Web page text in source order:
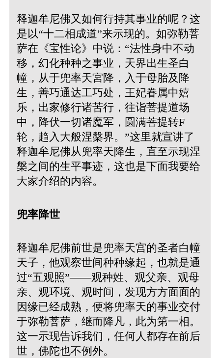
释迦牟尼佛又如何行持其事业的呢？这
是以“十二相成道”来示现的。如弥勒菩
萨在《宝性论》中说：“法性身中不动
移，幻化种种之事业，天界出生圣白
幢，从于兜率天宮降，入于母胎及降
生，善巧通达工巧处，王妃眷属中嬉
乐，出家修行诸苦行，往诣菩提道场
中，降伏一切诸魔军，圆满菩提转F
轮，趋入大般涅槃界。”这里就宣讲了
释迦牟尼佛从兜率天降生，直至示现涅
槃之间的生平事迹，这也是下面我要给
大家介绍的内容。
兜率降世
释迦牟尼佛前世是兜率天宫的圣者白幢
天子，他观察世间种种缘起，也就是通
过“五观照”——观种姓、观父亲、观母
亲、观环境、观时间，发现方方面面的
因缘已经成熟，便将兜率天的事业交付
于弥勒菩萨，继而降凡，此为第一相。
这一示现告诉我们，任何人都存在前后
世，佛陀也不例外。